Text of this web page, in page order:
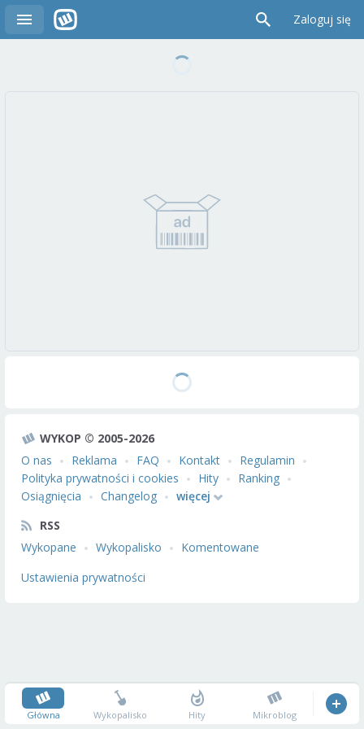
Zaloguj się
WYKOP © 2005-2026
O nas
Reklama FAQ Kontakt
Regulamin
Polityka prywatności i cookies
Hity
Ranking
Osiągnięcia
Changelog
więcej
RSS
Wykopane
Wykopalisko
Komentowane
Ustawienia prywatności
Główna Wykopalisko Hity Mikroblog